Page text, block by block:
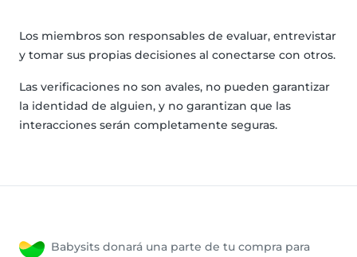
Los miembros son responsables de evaluar, entrevistar
y tomar sus propias decisiones al conectarse con otros.
Las verificaciones no son avales, no pueden garantizar
la identidad de alguien, y no garantizan que las
interacciones serán completamente seguras.
Babysits donará una parte de tu compra para